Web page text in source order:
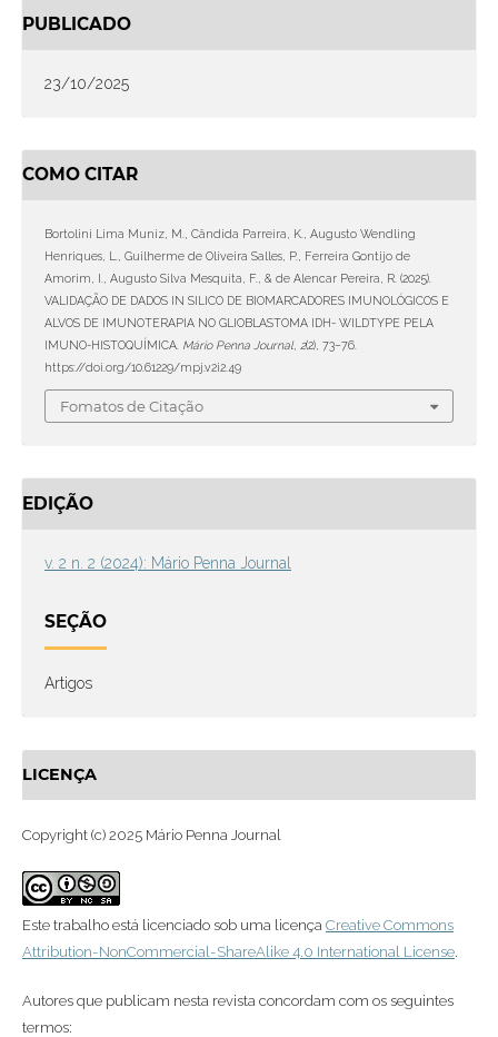
PUBLICADO
23/10/2025
COMO CITAR
Bortolini Lima Muniz, M., Cândida Parreira, K., Augusto Wendling
Henriques, L., Guilherme de Oliveira Salles, P., Ferreira Gontijo de
Amorim, I., Augusto Silva Mesquita, F., & de Alencar Pereira, R. (2025).
VALIDAÇÃO DE DADOS IN SILICO DE BIOMARCADORES IMUNOLÓGICOS E
ALVOS DE IMUNOTERAPIA NO GLIOBLASTOMA IDH- WILDTYPE PELA
IMUNO-HISTOQUÍMICA. Mário Penna Journal, 2(2), 73–76.
https://doi.org/10.61229/mpj.v2i2.49
Fomatos de Citação
EDIÇÃO
v. 2 n. 2 (2024): Mário Penna Journal
SEÇÃO
Artigos
LICENÇA
Copyright (c) 2025 Mário Penna Journal
Este trabalho está licenciado sob uma licença Creative Commons
Attribution-NonCommercial-ShareAlike 4.0 International License.
Autores que publicam nesta revista concordam com os seguintes
termos: